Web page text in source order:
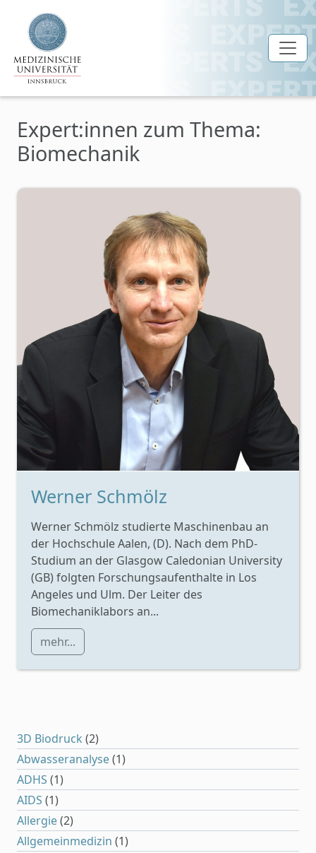
Zum Hauptinhalt springen
Expert:innen zum Thema:
Biomechanik
Werner Schmölz
Werner Schmölz studierte Maschinenbau an
der Hochschule Aalen, (D). Nach dem PhD-
Studium an der Glasgow Caledonian University
(GB) folgten Forschungsaufenthalte in Los
Angeles und Ulm. Der Leiter des
Biomechaniklabors an...
mehr...
3D Biodruck (2)
Abwasseranalyse(1)
ADHS (1)
AIDS (1)
Allergie(2)
Allgemeinmedizin (1)